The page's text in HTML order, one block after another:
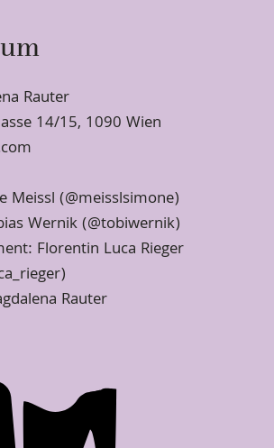
Rauter
14/15, 1090 Wien
Meissl (@meisslsimone)
Wernik (@tobiwernik)
Florentin Luca Rieger
)
Rauter